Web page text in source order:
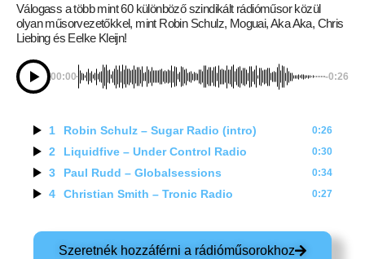
Válogass a több mint 60 különböző szindikált rádióműsor közül
olyan műsorvezetőkkel, mint Robin Schulz, Moguai, Aka Aka, Chris
Liebing és Eelke Kleijn!
00:00 -0:26
1 Robin Schulz – Sugar Radio (intro) 0:26
2 Liquidfive – Under Control Radio 0:30
3 Paul Rudd – Globalsessions 0:34
4 Christian Smith – Tronic Radio 0:27
Szeretnék hozzáférni a rádióműsorokhoz